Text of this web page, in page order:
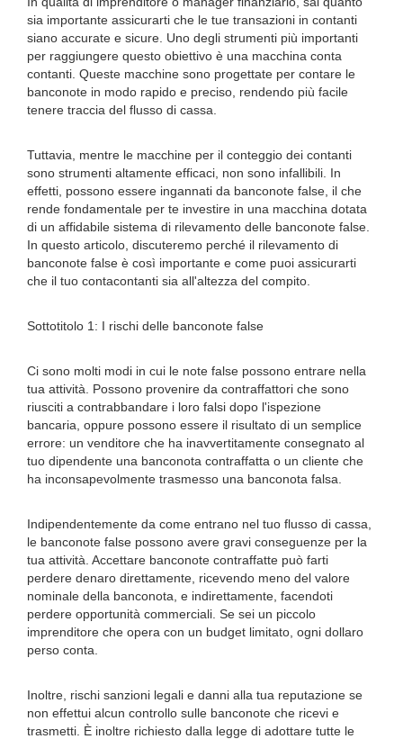
sia importante assicurarti che le tue transazioni in contanti
siano accurate e sicure. Uno degli strumenti più importanti
per raggiungere questo obiettivo è una macchina conta
contanti. Queste macchine sono progettate per contare le
banconote in modo rapido e preciso, rendendo più facile
tenere traccia del flusso di cassa.
Tuttavia, mentre le macchine per il conteggio dei contanti
sono strumenti altamente efficaci, non sono infallibili. In
effetti, possono essere ingannati da banconote false, il che
rende fondamentale per te investire in una macchina dotata
di un affidabile sistema di rilevamento delle banconote false.
In questo articolo, discuteremo perché il rilevamento di
banconote false è così importante e come puoi assicurarti
che il tuo contacontanti sia all'altezza del compito.
Sottotitolo 1: I rischi delle banconote false
Ci sono molti modi in cui le note false possono entrare nella
tua attività. Possono provenire da contraffattori che sono
riusciti a contrabbandare i loro falsi dopo l'ispezione
bancaria, oppure possono essere il risultato di un semplice
errore: un venditore che ha inavvertitamente consegnato al
tuo dipendente una banconota contraffatta o un cliente che
ha inconsapevolmente trasmesso una banconota falsa.
Indipendentemente da come entrano nel tuo flusso di cassa,
le banconote false possono avere gravi conseguenze per la
tua attività. Accettare banconote contraffatte può farti
perdere denaro direttamente, ricevendo meno del valore
nominale della banconota, e indirettamente, facendoti
perdere opportunità commerciali. Se sei un piccolo
imprenditore che opera con un budget limitato, ogni dollaro
perso conta.
Inoltre, rischi sanzioni legali e danni alla tua reputazione se
non effettui alcun controllo sulle banconote che ricevi e
trasmetti. È inoltre richiesto dalla legge di adottare tutte le